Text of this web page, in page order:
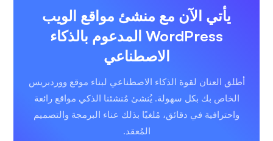
يأتي الآن مع منشئ مواقع الويب
WordPress المدعوم بالذكاء
الاصطناعي
أطلق العنان لقوة الذكاء الاصطناعي لبناء موقع ووردبريس
الخاص بك بكل سهولة. يُنشئ مُنشئنا الذكي مواقع رائعة
واحترافية في دقائق، مُلغيًا بذلك عناء البرمجة والتصميم
المُعقد.